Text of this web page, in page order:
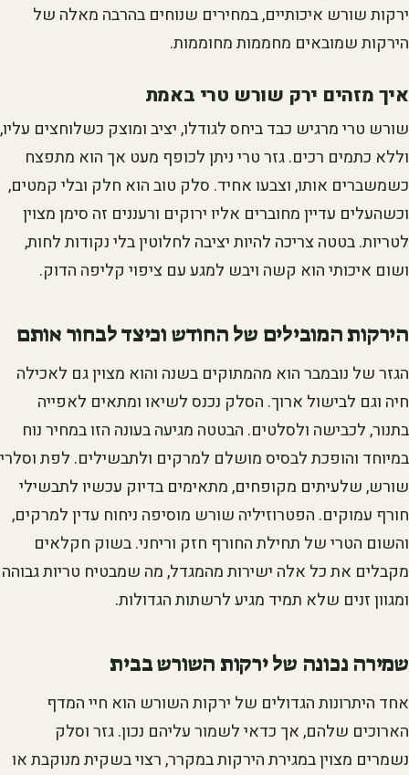
ירקות שורש איכותיים, במחירים שנוחים בהרבה מאלה של
הירקות שמובאים מחממות מחוממות.
איך מזהים ירק שורש טרי באמת
שורש טרי מרגיש כבד ביחס לגודלו, יציב ומוצק כשלוחצים עליו,
וללא כתמים רכים. גזר טרי ניתן לכופף מעט אך הוא מתפצח
כשמשברים אותו, וצבעו אחיד. סלק טוב הוא חלק ובלי קמטים,
וכשהעלים עדיין מחוברים אליו ירוקים ורעננים זה סימן מצוין
לטריות. בטטה צריכה להיות יציבה לחלוטין בלי נקודות לחות,
ושום איכותי הוא קשה ויבש למגע עם ציפוי קליפה הדוק.
הירקות המובילים של החודש וכיצד לבחור אותם
הגזר של נובמבר הוא מהמתוקים בשנה והוא מצוין גם לאכילה
חיה וגם לבישול ארוך. הסלק נכנס לשיאו ומתאים לאפייה
בתנור, לכבישה ולסלטים. הבטטה מגיעה בעונה הזו במחיר נוח
במיוחד והופכת לבסיס מושלם למרקים ולתבשילים. לפת וסלרי
שורש, שלעיתים מקופחים, מתאימים בדיוק עכשיו לתבשילי
חורף עמוקים. הפטרוזיליה שורש מוסיפה ניחוח עדין למרקים,
והשום הטרי של תחילת החורף חזק וריחני. בשוק חקלאים
מקבלים את כל אלה ישירות מהמגדל, מה שמבטיח טריות גבוהה
ומגוון זנים שלא תמיד מגיע לרשתות הגדולות.
שמירה נכונה של ירקות השורש בבית
אחד היתרונות הגדולים של ירקות השורש הוא חיי המדף
הארוכים שלהם, אך כדאי לשמור עליהם נכון. גזר וסלק
נשמרים מצוין במגירת הירקות במקרר, רצוי בשקית מנוקבת או